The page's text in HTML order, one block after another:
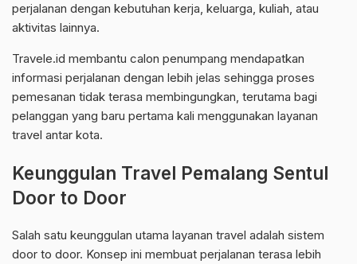
perjalanan dengan kebutuhan kerja, keluarga, kuliah, atau
aktivitas lainnya.
Travele.id membantu calon penumpang mendapatkan
informasi perjalanan dengan lebih jelas sehingga proses
pemesanan tidak terasa membingungkan, terutama bagi
pelanggan yang baru pertama kali menggunakan layanan
travel antar kota.
Keunggulan Travel Pemalang Sentul
Door to Door
Salah satu keunggulan utama layanan travel adalah sistem
door to door. Konsep ini membuat perjalanan terasa lebih